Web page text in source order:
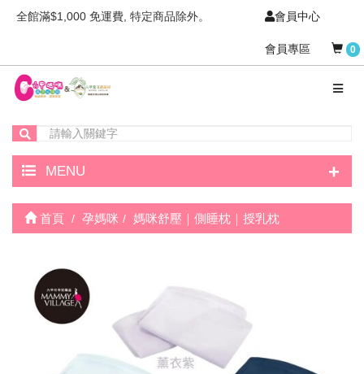
全館滿$1,000 免運費, 特定商品除外。 會員中心
會員專區 0
MENU +
首頁 孕媽咪 媽咪舒壓｜側睡枕｜授乳枕